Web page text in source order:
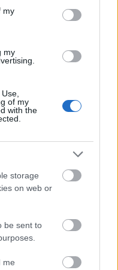
my
my
of my
with the
storage
on web or
be sent to
me
napján együtt várják
valóságosságát,
egy évvel később,
vallásügyi határozata
határozat